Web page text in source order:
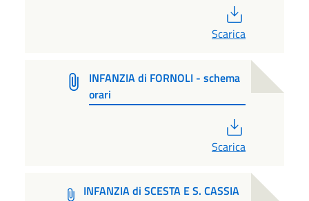
Scarica
INFANZIA di FORNOLI - schema
orari
Scarica
INFANZIA di SCESTA E S. CASSIA